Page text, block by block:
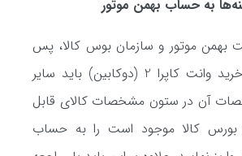
بهمن موتور و سازمان بوس کالا، پس
از انجام معامله خرید وانت کاپرا 2 (دوکابین) باید سایر
آن در ستون مشخصات کالای قابل
کالا موجود است را به حساب